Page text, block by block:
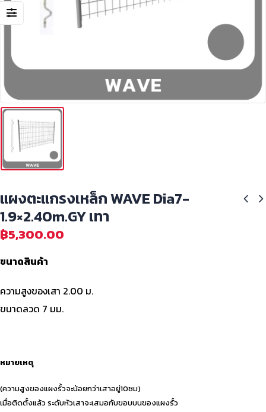
แผงตะแกรงเหล็ก WAVE Dia7-
1.9×2.40m.GY เทา
฿5,300.00
ขนาดสินค้า
ความสูงของเสา 2.00 ม.
ขนาดลวด 7 มม.
หมายเหตุ
(ความสูงของแผงรั้วจะน้อยกว่าเสาอยู่10ซม)
เมื่อติดตั้งแล้ว ระดับหัวเสาจะเสมอกับขอบบนของแผงรั้ว